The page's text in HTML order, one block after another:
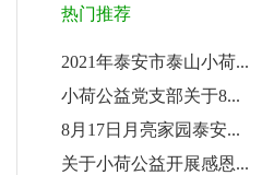
热门推荐
2021年泰安市泰山小荷...
小荷公益党支部关于8...
8月17日月亮家园泰安...
关于小荷公益开展感恩...